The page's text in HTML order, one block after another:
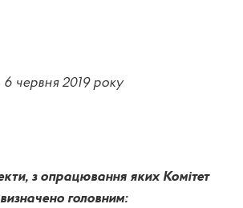
6 червня 2019 року
з опрацювання яких Комітет
визначено головним: